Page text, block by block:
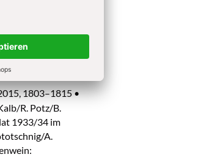
1972/289, 1757–
1962/273,
Österreich
Österreich
1803–1815 •
R. Potz/B.
1933/34 im
A.